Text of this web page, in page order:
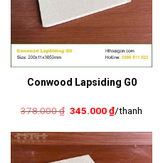
Conwood Lapsiding G0
378.000₫ Giá
378.000 ₫.
345.000₫Giá
hiện
là:
345.000 ₫.
/thanh